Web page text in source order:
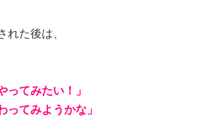
れた後は、
ってみたい！」
ってみようかな」